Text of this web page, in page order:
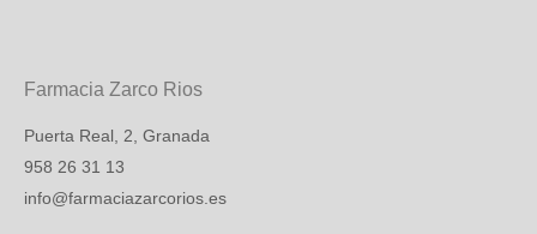
Farmacia Zarco Rios
Puerta Real, 2, Granada
958 26 31 13
info@farmaciazarcorios.es